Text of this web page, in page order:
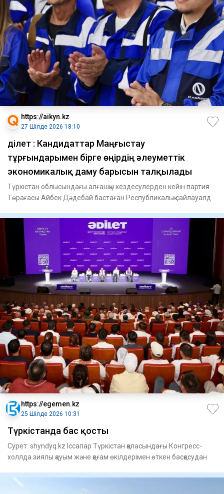
https://aikyn.kz
27 Шілде 2026 18:10
Әділет : Кандидаттар Маңғыстау
тұрғындарымен бірге өңірдің әлеуметтік
экономикалық даму барысын талқылады
Түркістан облысындағы алғашқы кездесулерден кейін партия
Төрағасы Айбек Дәдебай бастаған Республикалық сайлауалды
https://egemen.kz
25 Шілде 2026 10:31
Түркістанда бас қосты
Сурет: shyndyq.kz Іссапар Түркістан қаласын­дағы Конгресс-
холлда зиялы қауым және қоғам өкілдерімен өткен басқосудан